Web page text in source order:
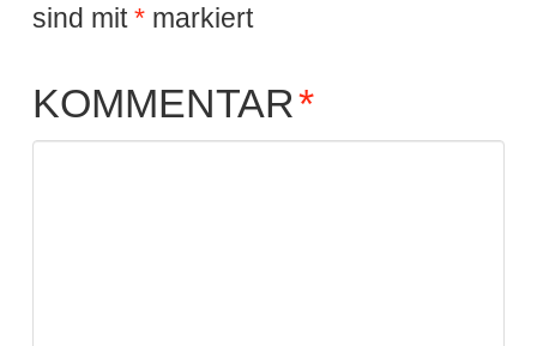
sind mit*markiert
KOMMENTAR*